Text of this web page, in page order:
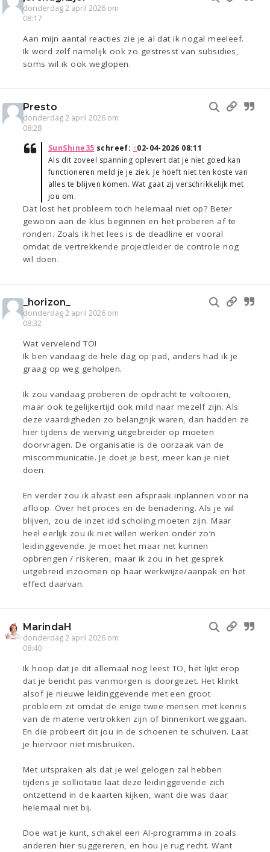
donderdag 2 april 2026 om
08:17
Aan mijn aantal reacties zie je al dat ik nogal meeleef.
Ik word zelf namelijk ook zo gestresst van subsidies,
soms wil ik ook weglopen.
Presto
donderdag 2 april 2026 om
08:28
SunShine35 schreef: ↑02-04-2026 08:11
Als dit zoveel spanning oplevert dat je niet goed kan
functioneren meld je je ziek. Je hoeft niet ten koste van
alles te blijven komen. Wat gaat zij verschrikkelijk met
jou om.
Dat lost het probleem toch helemaal niet op? Beter
gewoon aan de klus beginnen en het proberen af te
ronden. Zoals ik het lees is de deadline er vooral
omdat de vertrekkende projectleider de controle nog
wil doen.
_horizon_
donderdag 2 april 2026 om
08:32
Wat vervelend TO!
Ik ben vandaag de hele dag op pad, anders had ik je
graag op weg geholpen.
Ik zou vandaag proberen de opdracht te voltooien,
maar ook tegelijkertijd ook mild naar mezelf zijn. Als
deze vaardigheden zo belangrijk waren, dan hadden ze
hier tijdens de werving uitgebreider op moeten
doorvragen. De organisatie is de oorzaak van de
miscommunicatie. Je doet je best, meer kan je niet
doen.
En verder zou ik alvast een afspraak inplannen voor na
afloop. Over het proces en de benadering. Als je wil
blijven, zou de inzet idd scholing moeten zijn. Maar
heel eerlijk zou ik niet willen werken onder zo’n
leidinggevende. Je moet het maar net kunnen
opbrengen / riskeren, maar ik zou in het gesprek
uitgebreid inzoomen op haar werkwijze/aanpak en het
effect daarvan.
MarindaH
donderdag 2 april 2026 om
08:40
Ik hoop dat je dit allemaal nog leest TO, het lijkt erop
dat je bericht pas vanmorgen is doorgezet. Het klinkt
alsof je nieuwe leidinggevende met een groot
probleem zit omdat de enige twee mensen met kennis
van de materie vertrokken zijn of binnenkort weggaan.
En die probeert dit jou in de schoenen te schuiven. Laat
je hiervoor niet misbruiken.
Met uitspraken als dat je wel gelogen zal hebben
tijdens je sollicitatie laat deze leidinggevende zich
ontzettend in de kaarten kijken, want die was daar
helemaal niet bij.
Doe wat je kunt, schakel een AI-programma in zoals
anderen hier suggereren, en hou je rug recht. Want